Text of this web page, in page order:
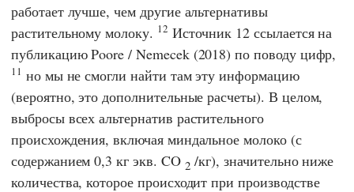
работает лучше, чем другие альтернативы
растительному молоку. 12 Источник 12 ссылается на
публикациюPoore / Nemecek(2018) по поводу цифр,
11 но мы не смогли найти там эту информацию
(вероятно, это дополнительные расчеты). В целом,
выбросы всех альтернатив растительного
происхождения, включая миндальное молоко (с
содержанием 0,3 кг экв. CO 2 /кг), значительно ниже
количества, которое происходит при производстве